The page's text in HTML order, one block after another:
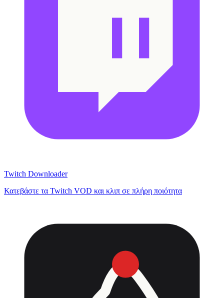
Twitch Downloader
Κατεβάστε τα Twitch VOD και κλιπ σε πλήρη ποιότητα